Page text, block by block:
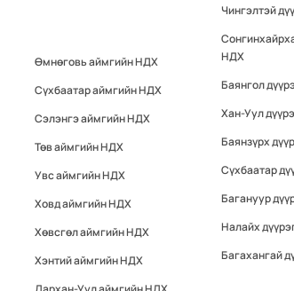
Өмнөговь аймгийн НДХ
Сүхбаатар аймгийн НДХ
Сэлэнгэ аймгийн НДХ
Төв аймгийн НДХ
Увс аймгийн НДХ
Ховд аймгийн НДХ
Хөвсгөл аймгийн НДХ
Хэнтий аймгийн НДХ
Чингэлтэй
НДХ
Баянгол
Хан-Уул
Баянзүрх
Сүхбаатар
Багануур
Налайх
Багахангай